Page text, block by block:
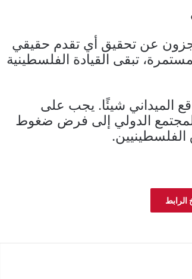
عن تحقيق أي تقدم حقيقي
تبقى القيادة الفلسطينية
الميداني شيئًا. يجب على
المجتمع الدولي إلى فرض ضغوط
الفلسطينيين.
الرابط